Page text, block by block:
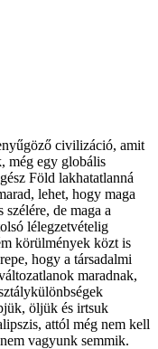
civilizáció, amit
még egy globális
Föld lakhatatlanná
lehet, hogy maga
de maga a
lélegzetvételig
körülmények közt is
hogy a társadalmi
maradnak,
öljük és irtsuk
attól még nem kell
vagyunk semmik.